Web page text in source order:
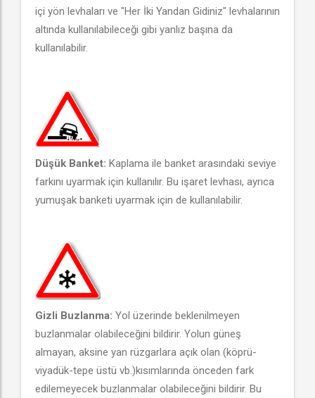
içi yön levhaları ve "Her İki Yandan Gidiniz" levhalarının
altında kullanılabileceği gibi yanlız başına da
kullanılabilir.
Düşük Banket: Kaplama ile banket arasındaki seviye
farkını uyarmak için kullanılır. Bu işaret levhası, ayrıca
yumuşak banketi uyarmak için de kullanılabilir.
Gizli Buzlanma: Yol üzerinde beklenilmeyen
buzlanmalar olabileceğini bildirir. Yolun güneş
almayan, aksine yan rüzgarlara açık olan (köprü-
viyadük-tepe üstü vb.)kısımlarında önceden fark
edilemeyecek buzlanmalar olabileceğini bildirir. Bu